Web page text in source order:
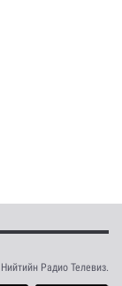
Радио Телевиз.